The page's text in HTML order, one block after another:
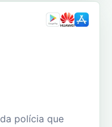
polícia que